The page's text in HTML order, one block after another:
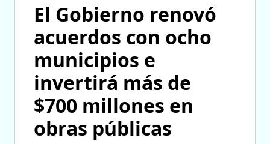
El Gobierno renovó
acuerdos con ocho
municipios e
invertirá más de
$700 millones en
obras públicas